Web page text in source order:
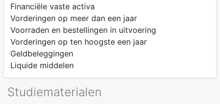
Financiële vaste activa
Vorderingen op meer dan een jaar
Voorraden en bestellingen in uitvoering
Vorderingen op ten hoogste een jaar
Geldbeleggingen
Liquide middelen
Studiematerialen